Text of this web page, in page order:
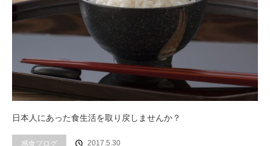
日本人にあった食生活を取り戻しませんか？
感食ブログ 2017.5.30